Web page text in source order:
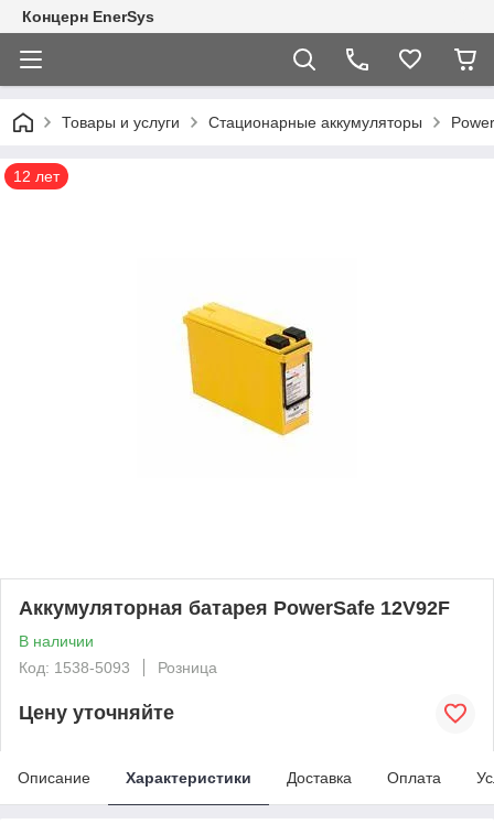
Концерн EnerSys
Товары и услуги Стационарные аккумуляторы
12 лет
Аккумуляторная батарея PowerSafe 12V92F
В наличии
Код: 1538-5093
Розница
Цену уточняйте
Описание Характеристики Доставка Оплата